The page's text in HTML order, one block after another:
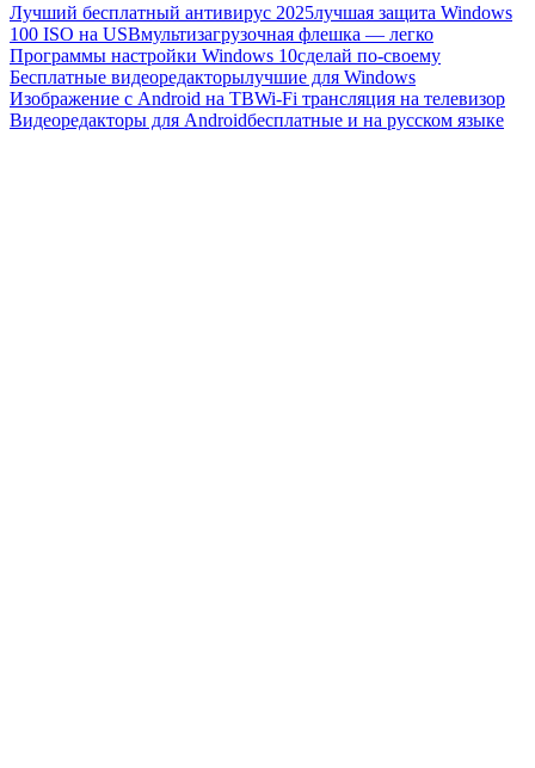
Лучший бесплатный антивирус 2025лучшая защита Windows
100 ISO на USBмультизагрузочная флешка — легко
Программы настройки Windows 10сделай по-своему
Бесплатные видеоредакторылучшие для Windows
Изображение с Android на ТВWi-Fi трансляция на телевизор
Видеоредакторы для Androidбесплатные и на русском языке